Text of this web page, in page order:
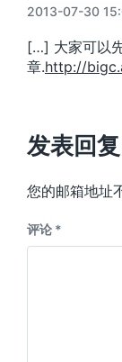
2013-07-30
[…] 大家可以
章.http://
发表回复
您的邮箱地址
评论 *